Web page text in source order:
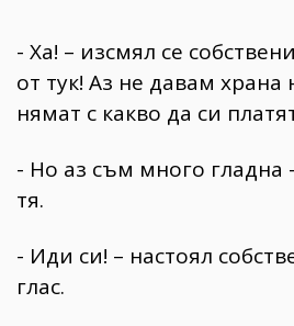
- Ха! – изсмял се
от тук! Аз не давам храна
нямат с какво да си
- Но аз съм много гладна
тя.
- Иди си! – настоял
глас.